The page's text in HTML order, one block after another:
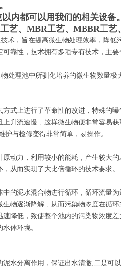
内都可以用我们的相关设备。
艺、MBR工艺、MBBR工艺
术，旨在提高微生物处理效率，降低
靠性，技术拥有多项专有技术，主要
处理池中所驯化培养的微生物数量极
式上进行了革命性的改进，特殊的
升流速慢，这样微生物便非常容易
与检修变得非常简单，易操作。
动力，利用较小的能耗，产生较大
从而实现了大比倍循环的技术要求。
的泥水混合物进行循环，循环流量
物逐渐降解，从而污染物浓度在循
降低，致使整个池内的污染物浓度
体环境。
水分离作用，保证出水清澈;二是可